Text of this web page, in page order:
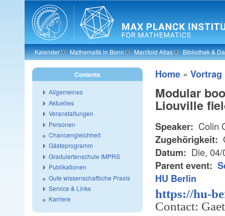
Skip to main content
Kalender Mathematik in Bonn Manifold Atlas Bibliothek &
Home » Vortrag
Modular
Liouville
Speaker: Colin
Zugehörigkeit:
Datum: Die,
Parent event:
HU Berlin
https://hu-
Contact:
Contents
Allgemeines
Aktuelles
Veranstaltungen
Personen
Chancengleichheit
Gästeprogramm
Graduiertenschule IMPRS
Publikationen
Gute wissenschaftliche Praxis
Service & Links
Karriere